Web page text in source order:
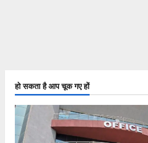
हो सकता है आप चूक गए हों